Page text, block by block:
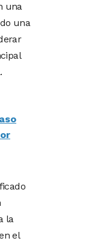
una
una
la
el